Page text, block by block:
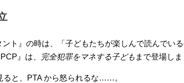
ント』の時は、「子どもたちが楽しんで読んでい
』は、
完全犯罪をマネする子ども まで登場しま
ると、PTA から怒られるな……。